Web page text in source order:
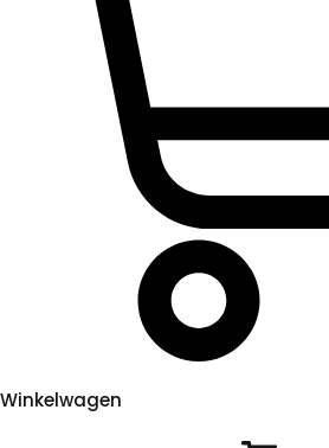
Winkelwagen